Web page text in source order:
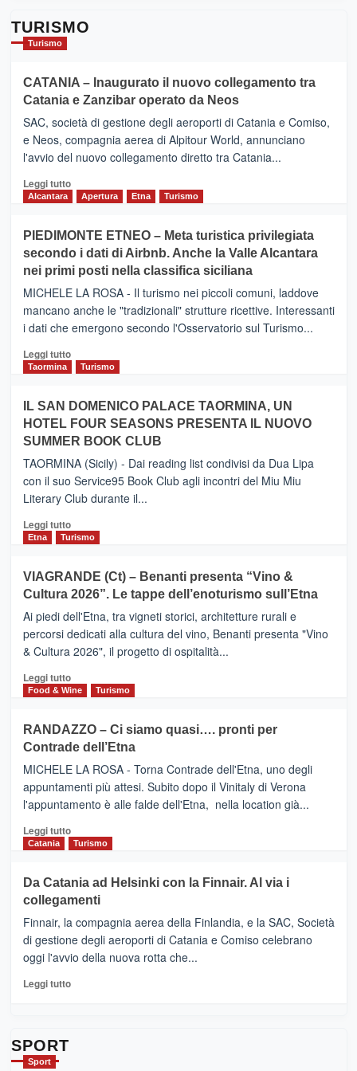
TURISMO
Turismo
CATANIA – Inaugurato il nuovo collegamento tra
Catania e Zanzibar operato da Neos
SAC, società di gestione degli aeroporti di Catania e Comiso,
e Neos, compagnia aerea di Alpitour World, annunciano
l'avvio del nuovo collegamento diretto tra Catania...
Leggi tuttoLeggi
CATANIA
–
Inaugurato
il
nuovo
collegamento
tra
e
Zanzibar
da
Neos
Alcantara Apertura Etna Turismo
PIEDIMONTE ETNEO – Meta turistica privilegiata
secondo i dati di Airbnb. Anche la Valle Alcantara
nei primi posti nella classifica siciliana
MICHELE LA ROSA - Il turismo nei piccoli comuni, laddove
mancano anche le "tradizionali" strutture ricettive. Interessanti
i dati che emergono secondo l'Osservatorio sul Turismo...
Leggi tuttoLeggi
PIEDIMONTE
ETNEO
–
Meta
turistica
privilegiata
secondo
dati
di
Anche
la
Alcantara
nei
primi
nella
classifica
Taormina Turismo
IL SAN DOMENICO PALACE TAORMINA, UN
HOTEL FOUR SEASONS PRESENTA IL NUOVO
SUMMER BOOK CLUB
TAORMINA (Sicily) - Dai reading list condivisi da Dua Lipa
con il suo Service95 Book Club agli incontri del Miu Miu
Literary Club durante il...
Leggi tuttoLeggi
di
IL
SAN
DOMENICO
PALACE
TAORMINA,
UN
HOTEL
FOUR
IL
NUOVO
SUMMER
CLUB
Etna Turismo
VIAGRANDE (Ct) – Benanti presenta “Vino &
Cultura 2026”. Le tappe dell’enoturismo sull’Etna
Ai piedi dell'Etna, tra vigneti storici, architetture rurali e
percorsi dedicati alla cultura del vino, Benanti presenta "Vino
& Cultura 2026", il progetto di ospitalità...
Leggi tuttoLeggi
di
VIAGRANDE
(Ct)
–
Benanti
presenta
“Vino
&
Cultura
tappe
dell’enoturismo
Food & Wine Turismo
RANDAZZO – Ci siamo quasi…. pronti per
Contrade dell’Etna
MICHELE LA ROSA - Torna Contrade dell'Etna, uno degli
appuntamenti più attesi. Subito dopo il Vinitaly di Verona
l'appuntamento è alle falde dell'Etna, nella location già...
Leggi tuttoLeggi
di
RANDAZZO
–
Ci
siamo
quasi….
pronti
per
Catania Turismo
Da Catania ad Helsinki con la Finnair. Al via i
collegamenti
Finnair, la compagnia aerea della Finlandia, e la SAC, Società
di gestione degli aeroporti di Catania e Comiso celebrano
oggi l'avvio della nuova rotta che...
Leggi tuttoLeggi
SPORT
Sport